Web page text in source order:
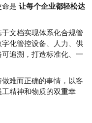
是 让每个企业都轻松达
文档实现体系化合规管
化管控设备、人力、供
追溯，打造标准化、一
难而正确的事情，以客
精神和物质的双重幸